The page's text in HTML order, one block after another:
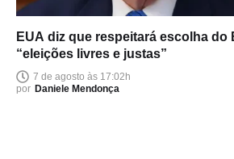
EUA diz que respeitará escolha do
“eleições livres e justas”
7 de agosto às 17:02h
por Daniele Mendonça